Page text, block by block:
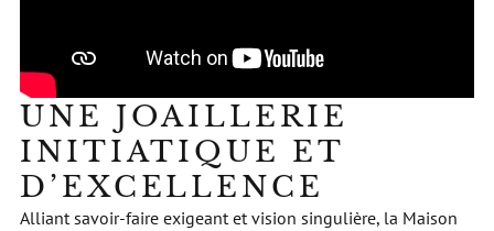
UNE JOAILLERIE
INITIATIQUE ET
D’EXCELLENCE
Alliant savoir-faire exigeant et vision singulière, la Maison